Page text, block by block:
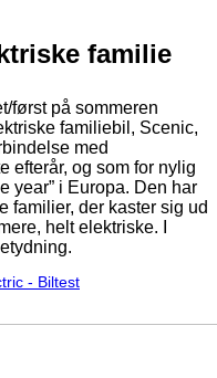
familie
først på sommeren
familiebil, Scenic,
med
efterår, og som for nylig
year” i Europa. Den har
familier, der kaster sig ud
helt elektriske. I
- Biltest